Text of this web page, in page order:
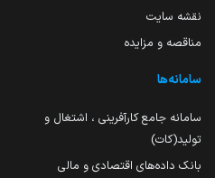
نقشه سایت
مناقصه و مزایده
سامانه‌ها
سامانه جامع کارآفرینی ، اشتغال و
تولید(کات)
بانک داده‌های اقتصادی و مالی